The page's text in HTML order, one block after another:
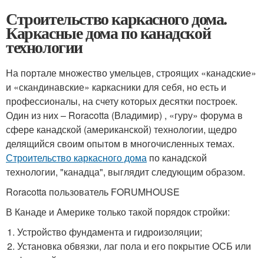
Строительство каркасного дома.
Каркасные дома по канадской
технологии
На портале множество умельцев, строящих «канадские»
и «скандинавские» каркасники для себя, но есть и
профессионалы, на счету которых десятки построек.
Один из них – Roracotta (Владимир) , «гуру» форума в
сфере канадской (американской) технологии, щедро
делящийся своим опытом в многочисленных темах.
Строительство каркасного дома по канадской
технологии, "канадца", выглядит следующим образом.
Roracotta пользователь FORUMHOUSE
В Канаде и Америке только такой порядок стройки:
Устройство фундамента и гидроизоляции;
Установка обвязки, лаг пола и его покрытие ОСБ или